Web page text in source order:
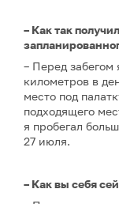
– Как так
– Перед забегом
километров в
место под
подходящего
я пробегал
27 июля.
– Как вы себя